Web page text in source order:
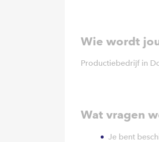
Wie wordt
Productiebedrijf in
Wat vragen
Je bent